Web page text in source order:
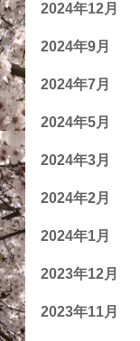
2024年12月
2024年9月
2024年7月
2024年5月
2024年3月
2024年2月
2024年1月
2023年12月
2023年11月